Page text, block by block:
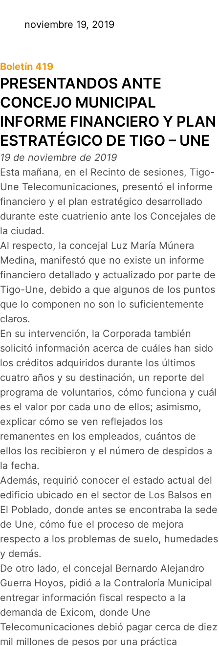
noviembre 19, 2019
Boletín 419
PRESENTANDOS ANTE
CONCEJO MUNICIPAL
INFORME FINANCIERO Y PLAN
ESTRATÉGICO DE TIGO – UNE
19 de noviembre de 2019
Esta mañana, en el Recinto de sesiones, Tigo-
Une Telecomunicaciones, presentó el informe
financiero y el plan estratégico desarrollado
durante este cuatrienio ante los Concejales de
la ciudad.
Al respecto, la concejal Luz María Múnera
Medina, manifestó que no existe un informe
financiero detallado y actualizado por parte de
Tigo-Une, debido a que algunos de los puntos
que lo componen no son lo suficientemente
claros.
En su intervención, la Corporada también
solicitó información acerca de cuáles han sido
los créditos adquiridos durante los últimos
cuatro años y su destinación, un reporte del
programa de voluntarios, cómo funciona y cuál
es el valor por cada uno de ellos; asimismo,
explicar cómo se ven reflejados los
remanentes en los empleados, cuántos de
ellos los recibieron y el número de despidos a
la fecha.
Además, requirió conocer el estado actual del
edificio ubicado en el sector de Los Balsos en
El Poblado, donde antes se encontraba la sede
de Une, cómo fue el proceso de mejora
respecto a los problemas de suelo, humedades
y demás.
De otro lado, el concejal Bernardo Alejandro
Guerra Hoyos, pidió a la Contraloría Municipal
entregar información fiscal respecto a la
demanda de Exicom, donde Une
Telecomunicaciones debió pagar cerca de diez
mil millones de pesos por una práctica